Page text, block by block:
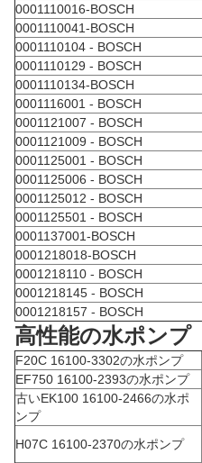
0001110016-BOSCH
0001110041-BOSCH
0001110104 - BOSCH
0001110129 - BOSCH
0001110134-BOSCH
0001116001 - BOSCH
0001121007 - BOSCH
0001121009 - BOSCH
0001125001 - BOSCH
0001125006 - BOSCH
0001125012 - BOSCH
0001125501 - BOSCH
0001137001-BOSCH
0001218018-BOSCH
0001218110 - BOSCH
0001218145 - BOSCH
0001218157 - BOSCH
高性能の水ポンプ
F20C 16100-3302の水ポンプ
EF750 16100-2393の水ポンプ
古いEK100 16100-2466の水ポ
ンプ
H07C 16100-2370の水ポンプ